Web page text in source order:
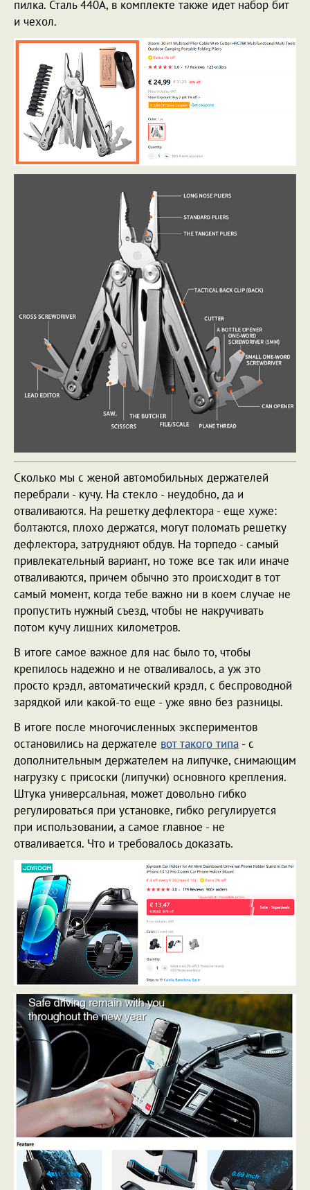
пилка. Сталь 440A, в комплекте также идет набор бит
и чехол.
Сколько мы с женой автомобильных держателей
перебрали - кучу. На стекло - неудобно, да и
отваливаются. На решетку дефлектора - еще хуже:
болтаются, плохо держатся, могут поломать решетку
дефлектора, затрудняют обдув. На торпедо - самый
привлекательный вариант, но тоже все так или иначе
отваливаются, причем обычно это происходит в тот
самый момент, когда тебе важно ни в коем случае не
пропустить нужный съезд, чтобы не накручивать
потом кучу лишних километров.
В итоге самое важное для нас было то, чтобы
крепилось надежно и не отваливалось, а уж это
просто крэдл, автоматический крэдл, с беспроводной
зарядкой или какой-то еще - уже явно без разницы.
В итоге после многочисленных экспериментов
остановились на держателе вот такого типа - с
дополнительным держателем на липучке, снимающим
нагрузку с присоски (липучки) основного крепления.
Штука универсальная, может довольно гибко
регулироваться при установке, гибко регулируется
при использовании, а самое главное - не
отваливается. Что и требовалось доказать.